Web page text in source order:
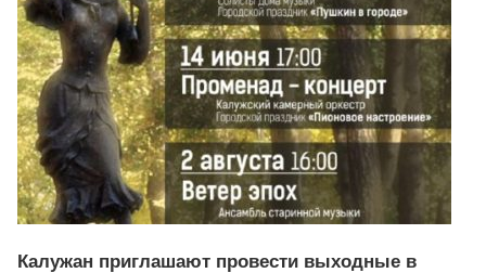
Калужан приглашают провести выходные в